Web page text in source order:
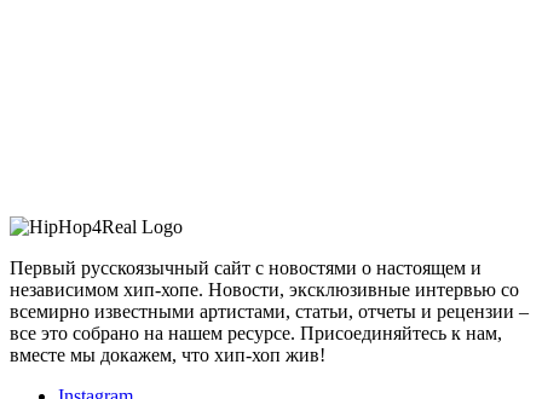
Первый русскоязычный сайт с новостями о настоящем и
независимом хип-хопе. Новости, эксклюзивные интервью со
всемирно известными артистами, статьи, отчеты и рецензии –
все это собрано на нашем ресурсе. Присоединяйтесь к нам,
вместе мы докажем, что хип-хоп жив!